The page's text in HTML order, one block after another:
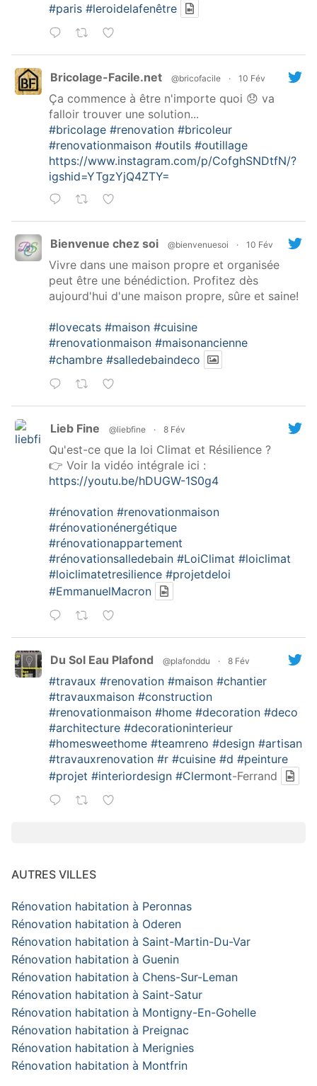
#paris #leroidelafenêtre
Bricolage-Facile.net @bricofacile · 10 Fév
Ça commence à être n'importe quoi 😞 va
falloir trouver une solution...
#bricolage #renovation #bricoleur
#renovationmaison #outils #outillage
https://www.instagram.com/p/CofghSNDtfN/?
igshid=YTgzYjQ4ZTY=
Bienvenue chez soi @bienvenuesoi · 10 Fév
Vivre dans une maison propre et organisée
peut être une bénédiction. Profitez dès
aujourd'hui d'une maison propre, sûre et saine!
#lovecats #maison #cuisine
#renovationmaison #maisonancienne
#chambre #salledebaindeco
Lieb Fine @liebfine · 8 Fév
Qu'est-ce que la loi Climat et Résilience ?
👉 Voir la vidéo intégrale ici :
https://youtu.be/hDUGW-1S0g4
#rénovation #renovationmaison
#rénovationénergétique
#rénovationappartement
#rénovationsalledebain #LoiClimat #loiclimat
#loiclimatetresilience #projetdeloi
#EmmanuelMacron
Du Sol Eau Plafond @plafonddu · 8 Fév
#travaux #renovation #maison #chantier
#travauxmaison #construction
#renovationmaison #home #decoration #deco
#architecture #decorationinterieur
#homesweethome #teamreno #design #artisan
#travauxrenovation #r #cuisine #d #peinture
#projet #interiordesign #Clermont-Ferrand
AUTRES VILLES
Rénovation habitation à Peronnas
Rénovation habitation à Oderen
Rénovation habitation à Saint-Martin-Du-Var
Rénovation habitation à Guenin
Rénovation habitation à Chens-Sur-Leman
Rénovation habitation à Saint-Satur
Rénovation habitation à Montigny-En-Gohelle
Rénovation habitation à Preignac
Rénovation habitation à Merignies
Rénovation habitation à Montfrin